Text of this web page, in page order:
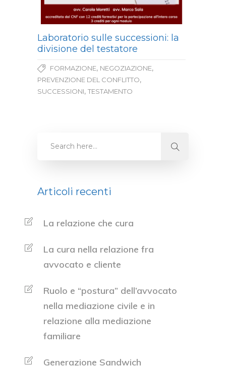
Laboratorio sulle successioni: la
divisione del testatore
FORMAZIONE, NEGOZIAZIONE,
PREVENZIONE DEL CONFLITTO,
SUCCESSIONI, TESTAMENTO
Articoli recenti
La relazione che cura
La cura nella relazione fra
avvocato e cliente
Ruolo e “postura” dell’avvocato
nella mediazione civile e in
relazione alla mediazione
familiare
Generazione Sandwich